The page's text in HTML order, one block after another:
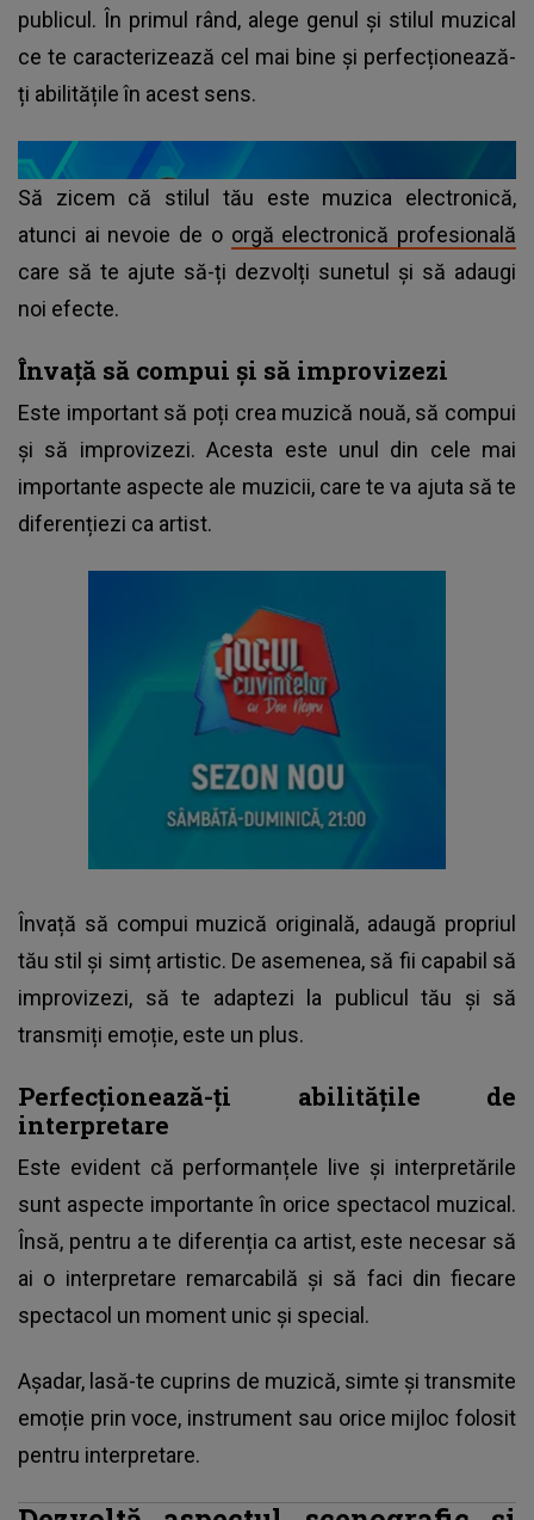
publicul. În primul rând, alege genul și stilul muzical
ce te caracterizează cel mai bine și perfecționează-
ți abilitățile în acest sens.
Să zicem că stilul tău este muzica electronică,
atunci ai nevoie de o orgă electronică profesională
care să te ajute să-ți dezvolți sunetul și să adaugi
noi efecte.
Învață să compui și să improvizezi
Este important să poți crea muzică nouă, să compui
și să improvizezi. Acesta este unul din cele mai
importante aspecte ale muzicii, care te va ajuta să te
diferențiezi ca artist.
Învață să compui muzică originală, adaugă propriul
tău stil și simț artistic. De asemenea, să fii capabil să
improvizezi, să te adaptezi la publicul tău și să
transmiți emoție, este un plus.
Perfecționează-ți abilitățile de
interpretare
Este evident că performanțele live și interpretările
sunt aspecte importante în orice spectacol muzical.
Însă, pentru a te diferenția ca artist, este necesar să
ai o interpretare remarcabilă și să faci din fiecare
spectacol un moment unic și special.
Așadar, lasă-te cuprins de muzică, simte și transmite
emoție prin voce, instrument sau orice mijloc folosit
pentru interpretare.